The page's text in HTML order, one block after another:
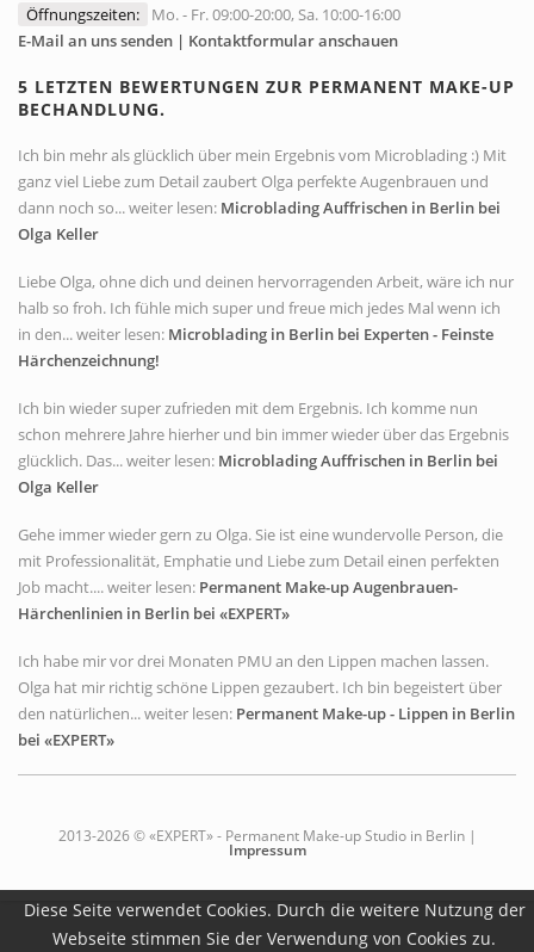
Diese Seite verwendet Cookies. Durch die weitere Nutzung der
Webseite stimmen Sie der Verwendung von Cookies zu.
Öffnungszeiten:
Mo. - Fr. 09:00-20:00, Sa. 10:00-16:00
E-Mail an uns senden | Kontaktformular anschauen
5 LETZTEN BEWERTUNGEN ZUR PERMANENT MAKE-UP
BECHANDLUNG.
Ich bin mehr als glücklich über mein Ergebnis vom Microblading :) Mit
ganz viel Liebe zum Detail zaubert Olga perfekte Augenbrauen und
dann noch so... weiter lesen: Microblading Auffrischen in Berlin bei
Olga Keller
Liebe Olga, ohne dich und deinen hervorragenden Arbeit, wäre ich nur
halb so froh. Ich fühle mich super und freue mich jedes Mal wenn ich
in den... weiter lesen: Microblading in Berlin bei Experten - Feinste
Härchenzeichnung!
Ich bin wieder super zufrieden mit dem Ergebnis. Ich komme nun
schon mehrere Jahre hierher und bin immer wieder über das Ergebnis
glücklich. Das... weiter lesen: Microblading Auffrischen in Berlin bei
Olga Keller
Gehe immer wieder gern zu Olga. Sie ist eine wundervolle Person, die
mit Professionalität, Emphatie und Liebe zum Detail einen perfekten
Job macht.... weiter lesen: Permanent Make-up Augenbrauen-
Härchenlinien in Berlin bei «EXPERT»
Ich habe mir vor drei Monaten PMU an den Lippen machen lassen.
Olga hat mir richtig schöne Lippen gezaubert. Ich bin begeistert über
den natürlichen... weiter lesen: Permanent Make-up - Lippen in Berlin
bei «EXPERT»
2013-2026 © «EXPERT» - Permanent Make-up Studio in Berlin |
Impressum